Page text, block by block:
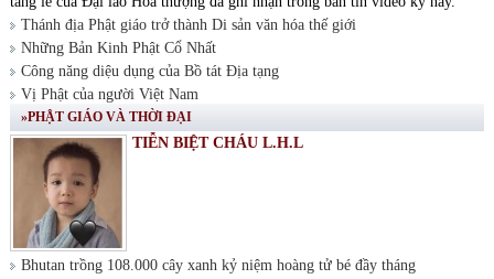
Thánh địa Phật giáo trở thành Di sản văn hóa thế giới
Những Bản Kinh Phật Cổ Nhất
Công năng diệu dụng của Bồ tát Địa tạng
Vị Phật của người Việt Nam
»PHẬT GIÁO VÀ THỜI ĐẠI
TIỄN BIỆT CHÁU L.H.L
Bhutan trồng 108.000 cây xanh kỷ niệm hoàng tử bé đầy tháng